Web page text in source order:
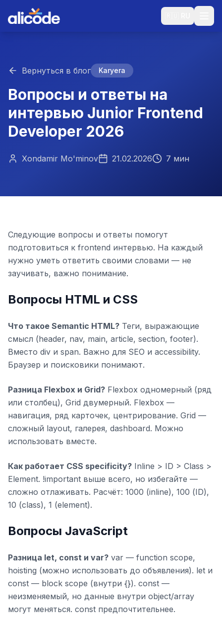
Вернуться в блог Karyera
Вопросы и ответы на
интервью Junior Frontend
Developer 2026
Xondamir Mo'minov 21.02.2026 7 мин
Следующие вопросы и ответы помогут
подготовиться к frontend интервью. На каждый
нужно уметь ответить своими словами — не
заучивать, важно понимание.
Вопросы HTML и CSS
Что такое Semantic HTML? Теги, выражающие
смысл (header, nav, main, article, section, footer).
Вместо div и span. Важно для SEO и accessibility.
Браузер и поисковики понимают.
Разница Flexbox и Grid? Flexbox одномерный (ряд
или столбец), Grid двумерный. Flexbox —
навигация, ряд карточек, центрирование. Grid —
сложный layout, галерея, dashboard. Можно
использовать вместе.
Как работает CSS specificity? Inline > ID > Class >
Element. !important выше всего, но избегайте —
сложно отлаживать. Расчёт: 1000 (inline), 100 (ID),
10 (class), 1 (element).
Вопросы JavaScript
Разница let, const и var? var — function scope,
hoisting (можно использовать до объявления). let и
const — block scope (внутри {}). const —
неизменяемый, но данные внутри object/array
могут меняться. const предпочтительнее.